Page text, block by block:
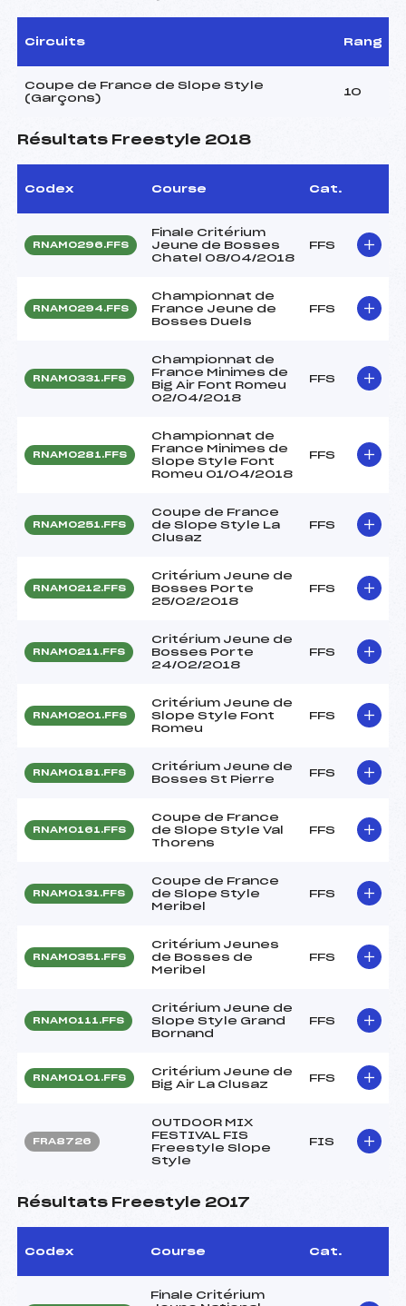
Circuits Rang
Coupe de France de Slope Style
(Garçons)
10
Résultats Freestyle 2018
Codex Course Cat.
RNAM0296.FFS
Finale Critérium
Jeune de Bosses
Chatel 08/04/2018
FFS
RNAM0294.FFS
Championnat de
France Jeune de
Bosses Duels
FFS
RNAM0331.FFS
Championnat de
France Minimes de
Big Air Font Romeu
02/04/2018
FFS
RNAM0281.FFS
Championnat de
France Minimes de
Slope Style Font
Romeu 01/04/2018
FFS
RNAM0251.FFS
Coupe de France
de Slope Style La
Clusaz
FFS
RNAM0212.FFS
Critérium Jeune de
Bosses Porte
25/02/2018
FFS
RNAM0211.FFS
Critérium Jeune de
Bosses Porte
24/02/2018
FFS
RNAM0201.FFS
Critérium Jeune de
Slope Style Font
Romeu
FFS
RNAM0181.FFS
Critérium Jeune de
Bosses St Pierre
FFS
RNAM0161.FFS
Coupe de France
de Slope Style Val
Thorens
FFS
RNAM0131.FFS
Coupe de France
de Slope Style
Meribel
FFS
RNAM0351.FFS
Critérium Jeunes
de Bosses de
Meribel
FFS
RNAM0111.FFS
Critérium Jeune de
Slope Style Grand
Bornand
FFS
RNAM0101.FFS
Critérium Jeune de
Big Air La Clusaz
FFS
FRA8726
OUTDOOR MIX
FESTIVAL FIS
Freestyle Slope
Style
FIS
Résultats Freestyle 2017
Codex Course Cat.
Finale Critérium